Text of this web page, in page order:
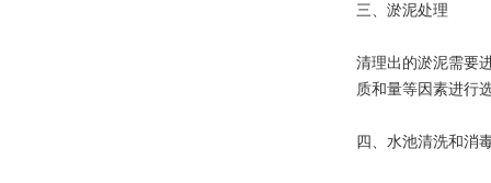
三、淤泥处理
清理出的淤泥需要
质和量等因素进行
四、水池清洗和消